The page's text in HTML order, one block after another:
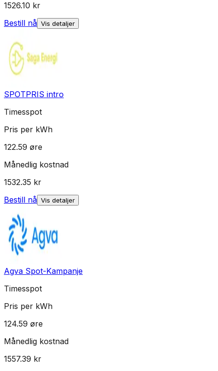
1526.10 kr
Bestill nå Vis detaljer
SPOTPRIS intro
Timesspot
Pris per kWh
122.59 øre
Månedlig kostnad
1532.35 kr
Bestill nå Vis detaljer
Agva Spot-Kampanje
Timesspot
Pris per kWh
124.59 øre
Månedlig kostnad
1557.39 kr